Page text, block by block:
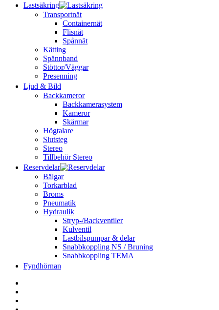
Lastsäkring
Transportnät
Containernät
Flisnät
Spånnät
Kätting
Spännband
Stöttor/Väggar
Presenning
Ljud & Bild
Backkameror
Backkamerasystem
Kameror
Skärmar
Högtalare
Slutsteg
Stereo
Tillbehör Stereo
Reservdelar
Bälgar
Torkarblad
Broms
Pneumatik
Hydraulik
Stryp-/Backventiler
Kulventil
Lastbilspumpar & delar
Snabbkoppling NS / Bruning
Snabbkoppling TEMA
Fyndhörnan